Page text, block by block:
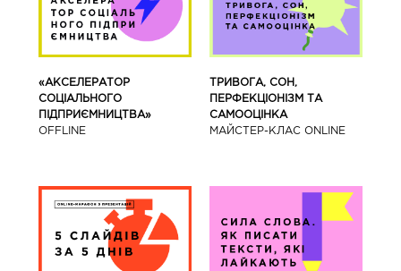
«АКСЕЛЕРАТОР
СОЦІАЛЬНОГО
ПІДПРИЄМНИЦТВА»
OFFLINE
ТРИВОГА, СОН,
ПЕРФЕКЦІОНІЗМ ТА
САМООЦІНКА
МАЙСТЕР-КЛАС ONLINE